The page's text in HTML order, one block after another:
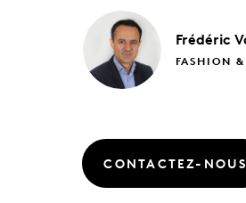
Frédéric
FASHION
CONTACTEZ-NOUS